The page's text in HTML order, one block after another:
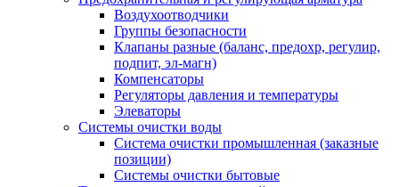
Воздухоотводчики
Группы безопасности
Клапаны разные (баланс, предохр, регулир,
подпит, эл-магн)
Компенсаторы
Регуляторы давления и температуры
Элеваторы
Системы очистки воды
Система очистки промышленная (заказные
позиции)
Системы очистки бытовые